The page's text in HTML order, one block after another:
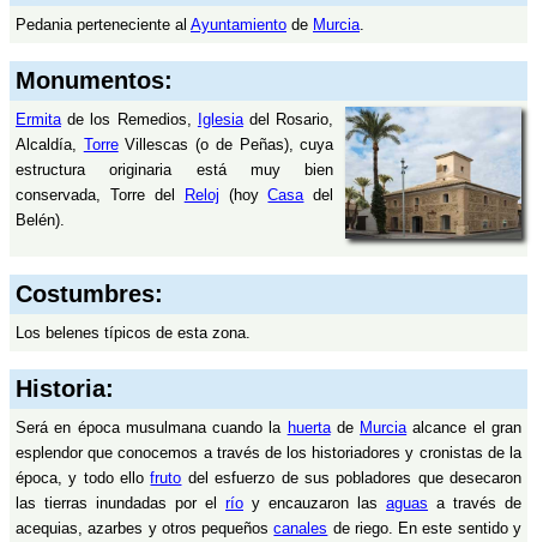
Pedania perteneciente al Ayuntamiento de Murcia.
Monumentos:
Ermitade los Remedios, Iglesiadel Rosario,
Alcaldía, TorreVillescas (o de Peñas), cuya
estructura originaria está muy bien
conservada, Torre del
Reloj (hoyCasadel
Belén).
Costumbres:
Los belenes típicos de esta zona.
Historia:
Será en época musulmana cuando la huertade Murciaalcance el gran
esplendor que conocemos a través de los historiadores y cronistas de la
época, y todo ellofruto del esfuerzo de sus pobladores que desecaron
las tierras inundadas por el río y encauzaron las aguas a través de
acequias, azarbes y otros pequeñoscanales de riego. En este sentido y